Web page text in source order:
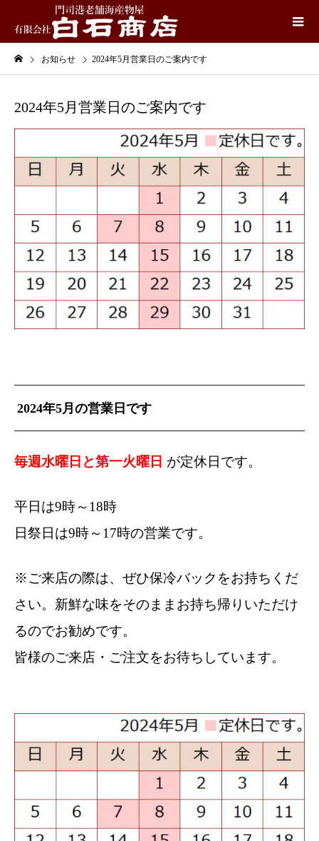
お知らせ 2024年5月営業日のご案内です
2024年5月営業日のご案内です
2024年5月の営業日です
毎週水曜日と第一火曜日 が定休日です。
平日は9時～18時
日祭日は9時～17時の営業です。
※ご来店の際は、ぜひ保冷バックをお持ちくだ
さい。新鮮な味をそのままお持ち帰りいただけ
るのでお勧めです。
皆様のご来店・ご注文をお待ちしています。